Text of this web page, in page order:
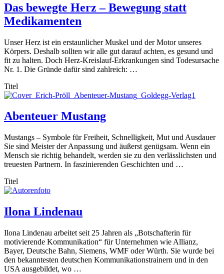
Das bewegte Herz – Bewegung statt
Medikamenten
Unser Herz ist ein erstaunlicher Muskel und der Motor unseres
Körpers. Deshalb sollten wir alle gut darauf achten, es gesund und
fit zu halten. Doch Herz-Kreislauf-Erkrankungen sind Todesursache
Nr. 1. Die Gründe dafür sind zahlreich: …
Titel
Abenteuer Mustang
Mustangs – Symbole für Freiheit, Schnelligkeit, Mut und Ausdauer
Sie sind Meister der Anpassung und äußerst genügsam. Wenn ein
Mensch sie richtig behandelt, werden sie zu den verlässlichsten und
treuesten Partnern. In faszinierenden Geschichten und …
Titel
Ilona Lindenau
Ilona Lindenau arbeitet seit 25 Jahren als „Botschafterin für
motivierende Kommunikation“ für Unternehmen wie Allianz,
Bayer, Deutsche Bahn, Siemens, WMF oder Würth. Sie wurde bei
den bekanntesten deutschen Kommunikationstrainern und in den
USA ausgebildet, wo …